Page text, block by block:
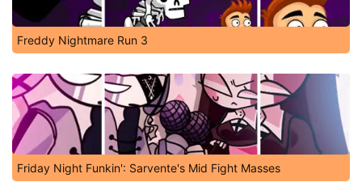
Freddy Nightmare Run 3
Friday Night Funkin': Sarvente's Mid Fight Masses